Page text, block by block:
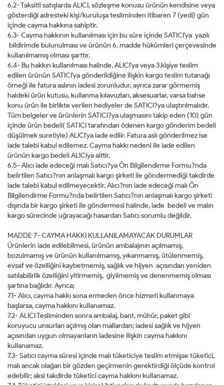
6.2- Taksitli satışlarda ALICI, sözleşme konusu ürünün kendisine veya
gösterdiği adresteki kişi/kuruluşa tesliminden itibaren 7 (yedi) gün
içinde cayma hakkına sahiptir.
6.3- Cayma hakkının kullanılması için bu süre içinde SATICI'ya yazılı
bildirimde bulunulması ve ürünün 6. madde hükümleri çerçevesinde
kullanılmamış olması şarttır.
6.4- Bu hakkın kullanılması halinde, ALICI'ya veya 3.kişiye teslim
edilen ürünün SATICI'ya gönderildiğine ilişkin kargo teslim tutanağı
örneği ile fatura aslının iadesi zorunludur, ayrıca zarar görmemiş
haldeki ürün kutusu, kullanma kılavuzları, aksesuarlar, varsa bahse
konu ürün ile birlikte verilen hediyeler de SATICI?ya ulaştırılmalıdır.
Tüm belgeler ve ürünlerin SATICI?ya ulaşmasını takip eden (10) gün
içinde ürün bedeli( SATICI tarafından ödenen kargo gönderim bedeli
düşülmek suretiyle) ALICI'ya iade edilir. Fatura aslı gönderilmez ise
iade talebi kabul edilemez. Cayma hakkı nedeni ile iade edilen
ürünün kargo bedeli ALICIya aittir.
6.5- Alıcı iade edeceği malı Satıcı?ya Ön Bilgilendirme Formu?nda
belirtilen Satıcı?nın anlaşmalı kargo şirketi ile göndermediği takdirde
iade talebi kabul edilmeyecektir. Alıcı?nın iade edeceği malı Ön
Bilgilendirme Formu?nda belirtilen Satıcı?nın anlaşmalı kargo şirketi
dışında bir kargo şirketi ile göndermesi halinde, iade bedeli ve malın
kargo sürecinde uğrayacağı hasardan Satıcı sorumlu değildir.
MADDE 7- CAYMA HAKKI KULLANILAMAYACAK DURUMLAR
Ürünlerin iade edilebilmesi, ürünün ambalajının açılmamış,
bozulmamış ve ürünün kullanılmamış, yıkanmamış, ütülenmemiş,
evsaf ve özelliğini kaybetmemiş, sağlık ve hijyen açısından yeniden
satılabilirlik özelliğini yitirmemiş, giyilmemiş ve denenmemiş olması
şartına bağlıdır. Ayrıca;
7.1- Alıcı, cayma hakkı sona ermeden önce hizmeti kullanmaya
başlarsa, cayma hakkını kullanamaz.
7.2- ALICI Tesliminden sonra ambalaj, bant, mühür, paket gibi
koruyucu unsurları açılmış olan mallardan; iadesi sağlık ve hijyen
açısından uygun olmayanların iadesine ilişkin cayma hakkını
kullanamaz.
7.3- Satıcı cayma süresi içinde malı tüketiciye teslim etmişse tüketici,
malı ancak olağan bir gözden geçirmenin gerektirdiği ölçüde kontrol
edebilir; aksi takdirde tüketici cayma hakkını kullanamaz.